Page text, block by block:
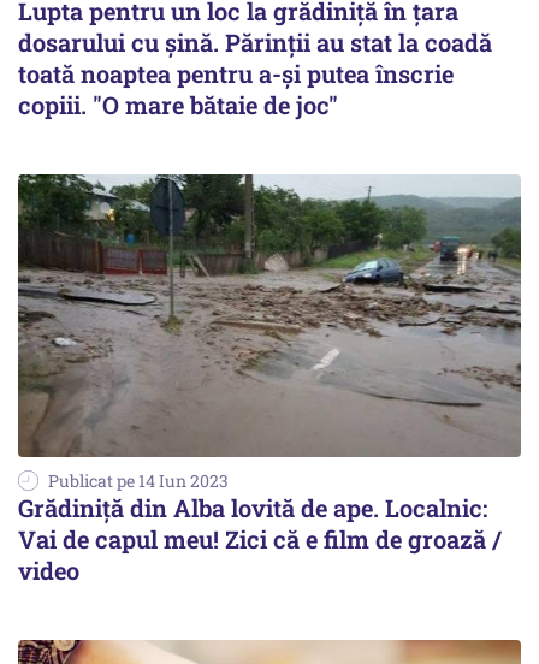
Lupta pentru un loc la grădiniţă în țara
dosarului cu șină. Părinții au stat la coadă
toată noaptea pentru a-și putea înscrie
copiii. "O mare bătaie de joc"
Publicat pe 14 Iun 2023
Grădiniță din Alba lovită de ape. Localnic:
Vai de capul meu! Zici că e film de groază /
video